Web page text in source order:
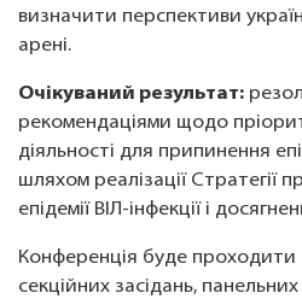
визначити перспективи
арені.
Очікуваний результат:
рекомендаціями щодо
діяльності для припинення
шляхом реалізації Стратегії
епідемії ВІЛ-інфекції і
Конференція буде проходити
секційних засідань,